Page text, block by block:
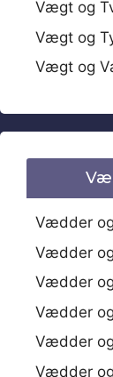
Vægt og
Vægt og
Vægt og
Vædder
Vædder
Vædder
Vædder
Vædder
Vædder